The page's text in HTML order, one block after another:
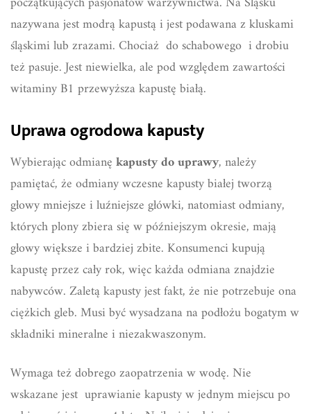
nazywana jest modrą kapustą i jest podawana z kluskami
śląskimi lub zrazami. Chociaż do schabowego i drobiu
też pasuje. Jest niewielka, ale pod względem zawartości
witaminy B1 przewyższa kapustę białą.
Uprawa ogrodowa kapusty
Wybierając odmianękapusty do uprawy, należy
pamiętać, że odmiany wczesne kapusty białej tworzą
głowy mniejsze i luźniejsze główki, natomiast odmiany,
których plony zbiera się w późniejszym okresie, mają
głowy większe i bardziej zbite. Konsumenci kupują
kapustę przez cały rok, więc każda odmiana znajdzie
nabywców. Zaletą kapusty jest fakt, że nie potrzebuje ona
ciężkich gleb. Musi być wysadzana na podłożu bogatym w
składniki mineralne i niezakwaszonym.
Wymaga też dobrego zaopatrzenia w wodę. Nie
wskazane jest uprawianie kapusty w jednym miejscu po